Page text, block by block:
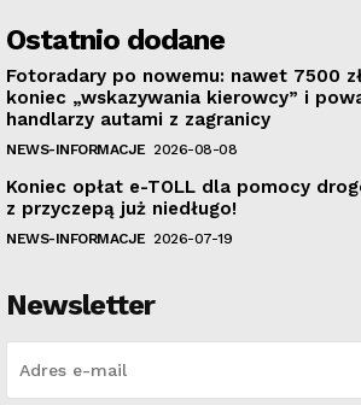
Ostatnio dodane
Fotoradary po nowemu: nawet 7500
koniec „wskazywania kierowcy” i
handlarzy autami z zagranicy
NEWS-INFORMACJE 2026-08-08
Koniec opłat e-TOLL dla pomocy
z przyczepą już niedługo!
NEWS-INFORMACJE 2026-07-19
Newsletter